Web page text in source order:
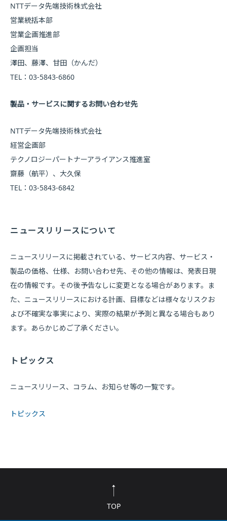
NTTデータ先端技術株式会社
営業統括本部
営業企画推進部
企画担当
澤田、藤澤、甘田（かんだ）
TEL：03-5843-6860
製品・サービスに関するお問い合わせ先
NTTデータ先端技術株式会社
経営企画部
テクノロジーパートナーアライアンス推進室
齋藤（航平）、大久保
TEL：03-5843-6842
ニュースリリースについて
ニュースリリースに掲載されている、サービス内容、サービス・
製品の価格、仕様、お問い合わせ先、その他の情報は、発表日現
在の情報です。その後予告なしに変更となる場合があります。ま
た、ニュースリリースにおける計画、目標などは様々なリスクお
よび不確実な事実により、実際の結果が予測と異なる場合もあり
ます。あらかじめご了承ください。
トピックス
ニュースリリース、コラム、お知らせ等の一覧です。
トピックス
TOP